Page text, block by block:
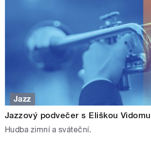
Jazz
Jazzový podvečer s Eliškou
Hudba zimní a sváteční.